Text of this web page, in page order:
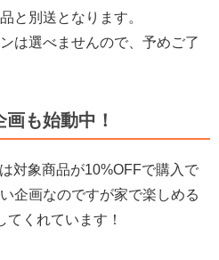
と別送となります。
は選べませんので、予めご了
も始動中！
対象商品が10%OFFで購入で
企画なのですが家で楽しめる
くれています！